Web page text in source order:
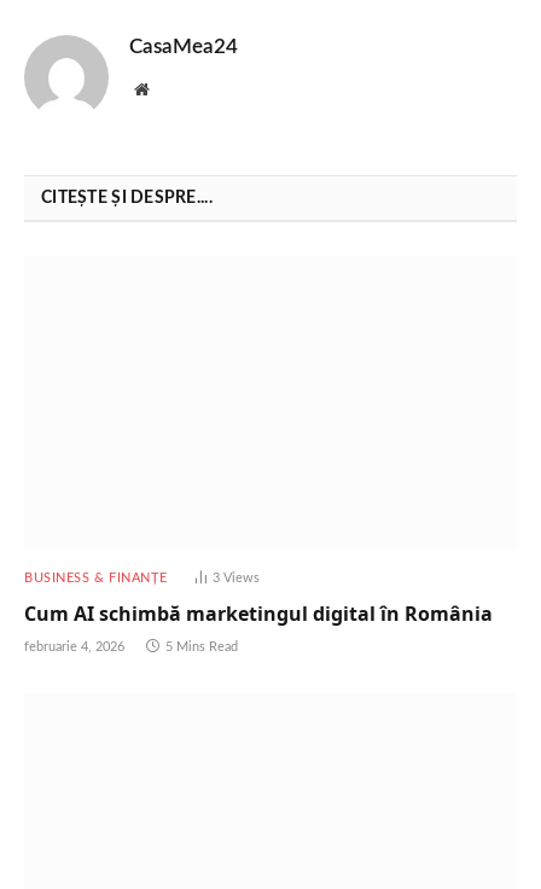
CasaMea24
Website
CITEȘTE ȘI DESPRE....
BUSINESS & FINANȚE 3 Views
Cum AI schimbă marketingul digital în România
februarie 4, 2026 5 Mins Read